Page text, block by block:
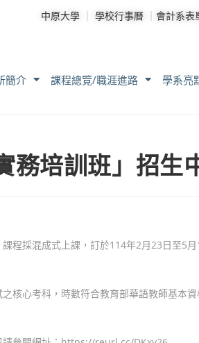
中原大學 ｜ 學校行事曆 ｜ 會計系表
簡介 課程總覽/職涯進路 學系亮
培訓班」招生
程採混成式上課，訂於114年2月23日至5
核心考科，時數符合教育部華語教師基本